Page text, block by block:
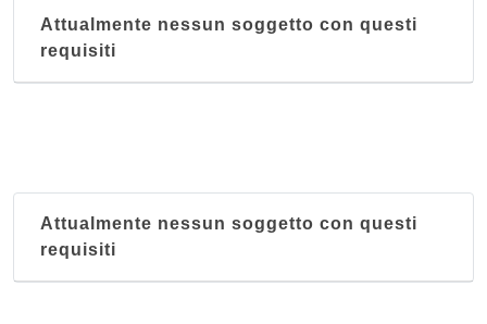
Attualmente nessun soggetto con questi
requisiti
Attualmente nessun soggetto con questi
requisiti